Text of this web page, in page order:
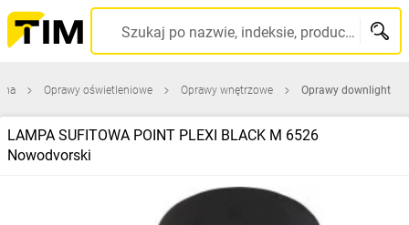
Szukaj po nazwie, indeksie, producencie, kodzie kreskowym...
Oprawy oświetleniowe Oprawy wnętrzowe Oprawy downlight
LAMPA SUFITOWA POINT PLEXI BLACK M 6526
Nowodvorski